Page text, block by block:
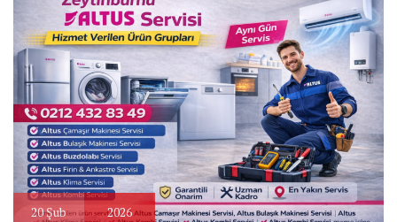
20Şub 2026